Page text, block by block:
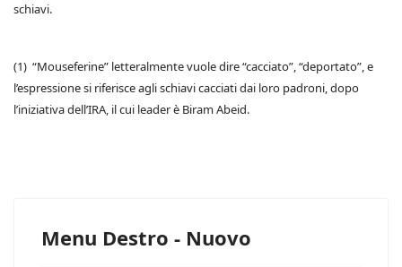
schiavi.
(1) “Mouseferine” letteralmente vuole dire “cacciato”, “deportato”, e
l’espressione si riferisce agli schiavi cacciati dai loro padroni, dopo
l’iniziativa dell’IRA, il cui leader è Biram Abeid.
Menu Destro - Nuovo